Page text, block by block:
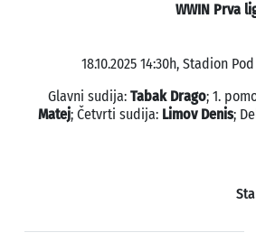
WWIN Prva
18.10.2025 14:30h, Stadion
Glavni sudija: Tabak Drago; 1.
Matej; Četvrti sudija: Limov Denis;